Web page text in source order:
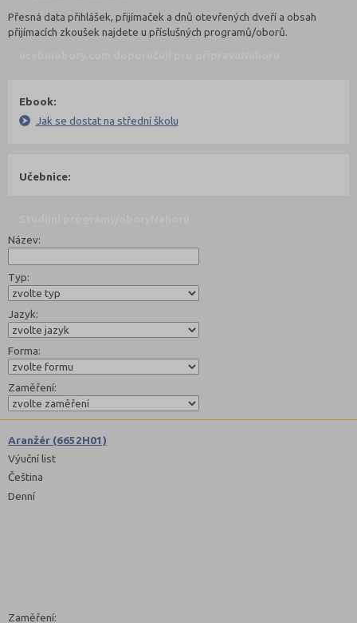
Přesná data přihlášek, přijímaček a dnů otevřených dveří a obsah
přijímacích zkoušek najdete u příslušných programů/oborů.
Ebook:
Jak se dostat na střední školu
Učebnice:
Název:
Typ:
Jazyk:
Forma:
Zaměření:
Aranžér (6652H01)
Výuční list
Čeština
Denní
Zaměření: